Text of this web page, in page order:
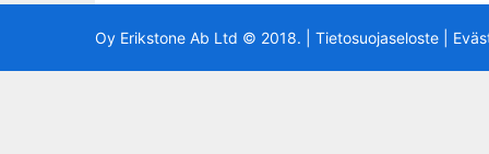
Oy Erikstone Ab Ltd © 2018. | Tietosuojaseloste